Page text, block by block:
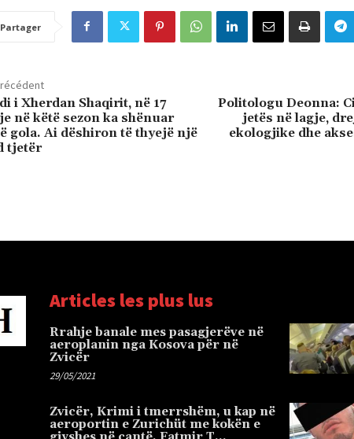
Partager
i Xherdan Shaqirit, në 17
në këtë sezon ka shënuar
gola. Ai dëshiron të thyejë një
tjetër
Politologu Deonna:
jetës në lagje,
ekologjike dhe
Articles les plus lus
Rrahje banale mes pasagjerëve në
aeroplanin nga Kosova për në
Zvicër
29/05/2021
Zvicër, Krimi i tmerrshëm, u kap në
aeroportin e Zurichüt me kokën e